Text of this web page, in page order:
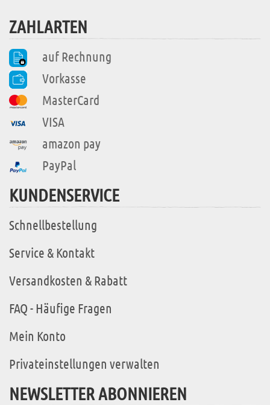
ZAHLARTEN
auf Rechnung
Vorkasse
MasterCard
VISA
amazon pay
PayPal
KUNDENSERVICE
Schnellbestellung
Service & Kontakt
Versandkosten & Rabatt
FAQ - Häufige Fragen
Mein Konto
Privateinstellungen verwalten
NEWSLETTER ABONNIEREN